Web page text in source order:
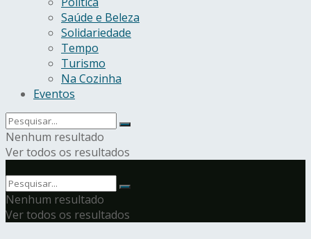
Saúde e Beleza
Solidariedade
Tempo
Turismo
Na Cozinha
Eventos
Nenhum resultado
Ver todos os resultados
Nenhum resultado
Ver todos os resultados